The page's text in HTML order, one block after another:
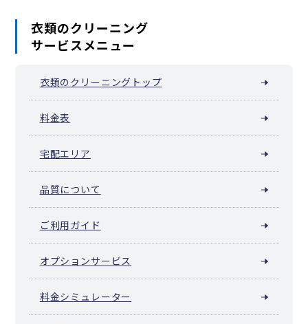
衣類のクリーニング
サービスメニュー
衣類のクリーニングトップ
料金表
宅配エリア
品質について
ご利用ガイド
オプションサービス
料金シミュレーター